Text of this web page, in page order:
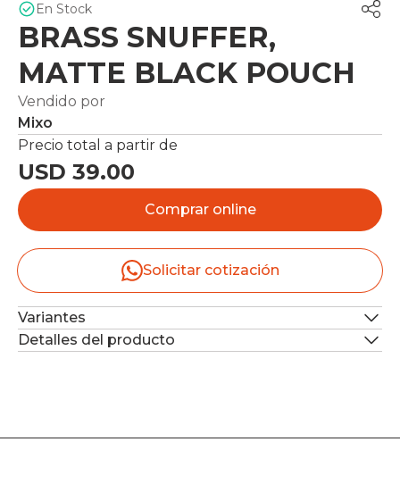
En Stock
BRASS SNUFFER,
MATTE BLACK POUCH
Vendido por
Mixo
Precio total a partir de
USD 39.00
Comprar online
Solicitar cotización
Variantes
Detalles del producto